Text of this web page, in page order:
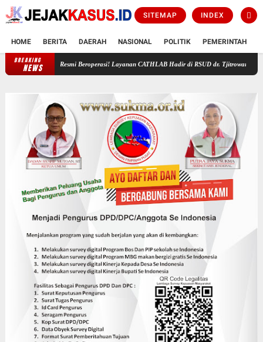
SITEMAP INDEX
HOME BERITA DAERAH NASIONAL POLITIK PEMERINTAH
BREAKING
NEWSResmi Beroperasi! Layanan CATHLAB Hadir di RSUD dr. Tjitrowardojo